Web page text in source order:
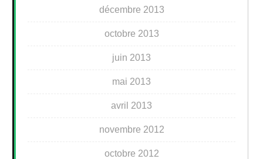
décembre 2013
octobre 2013
juin 2013
mai 2013
avril 2013
novembre 2012
octobre 2012